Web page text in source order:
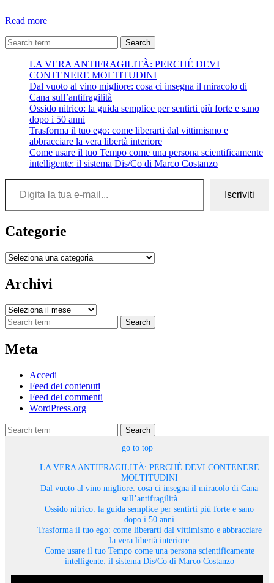
Read morePsicoterapia
basso
ed
alto
valore
aggiunto
Search
LA VERA ANTIFRAGILITÀ: PERCHÉ DEVI
CONTENERE MOLTITUDINI
Dal vuoto al vino migliore: cosa ci insegna il miracolo di
Cana sull’antifragilità
Ossido nitrico: la guida semplice per sentirti più forte e sano
dopo i 50 anni
Trasforma il tuo ego: come liberarti dal vittimismo e
abbracciare la vera libertà interiore
Come usare il tuo Tempo come una persona scientificamente
intelligente: il sistema Dis/Co di Marco Costanzo
Digita la tua e-mail...
Iscriviti
Categorie
Categorie
Archivi
Archivi
Search
Meta
Accedi
Feed dei contenuti
Feed dei commenti
WordPress.org
Search
go to top
LA VERA ANTIFRAGILITÀ: PERCHÉ DEVI CONTENERE
MOLTITUDINI
Dal vuoto al vino migliore: cosa ci insegna il miracolo di Cana
sull’antifragilità
Ossido nitrico: la guida semplice per sentirti più forte e sano
dopo i 50 anni
Trasforma il tuo ego: come liberarti dal vittimismo e abbracciare
la vera libertà interiore
Come usare il tuo Tempo come una persona scientificamente
intelligente: il sistema Dis/Co di Marco Costanzo